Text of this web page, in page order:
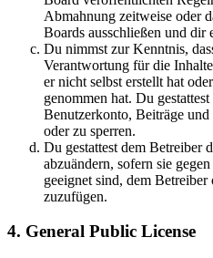
Abmahnung zeitweise oder
Boards ausschließen und dir
Du nimmst zur Kenntnis,
Verantwortung für die
er nicht selbst erstellt hat
genommen hat. Du
Benutzerkonto, Beiträge
oder zu sperren.
Du gestattest dem Betreiber
abzuändern, sofern sie
geeignet sind, dem
zuzufügen.
4. General Public License